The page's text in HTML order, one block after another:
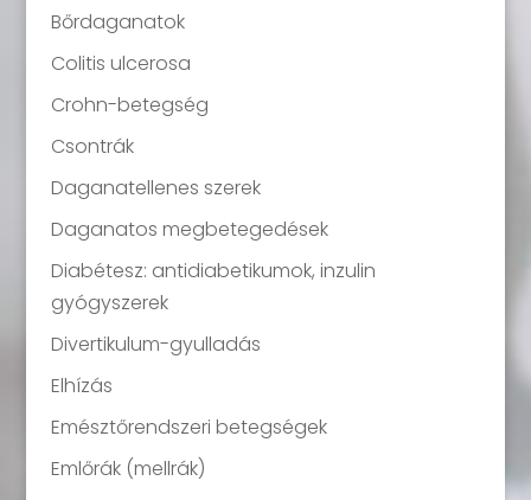
Bőrdaganatok
Colitis ulcerosa
Crohn-betegség
Csontrák
Daganatellenes szerek
Daganatos megbetegedések
Diabétesz: antidiabetikumok, inzulin
gyógyszerek
Divertikulum-gyulladás
Elhízás
Emésztőrendszeri betegségek
Emlőrák (mellrák)